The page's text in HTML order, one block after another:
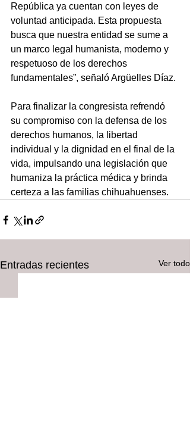
República ya cuentan con leyes de
voluntad anticipada. Esta propuesta
busca que nuestra entidad se sume a
un marco legal humanista, moderno y
respetuoso de los derechos
fundamentales”, señaló Argüelles Díaz.
Para finalizar la congresista refrendó
su compromiso con la defensa de los
derechos humanos, la libertad
individual y la dignidad en el final de la
vida, impulsando una legislación que
humaniza la práctica médica y brinda
certeza a las familias chihuahuenses.
Entradas recientes Ver todo